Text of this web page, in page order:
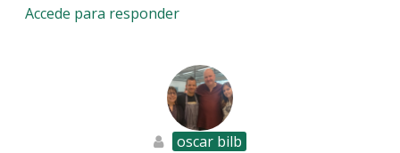
Accede para responder
oscar bilb